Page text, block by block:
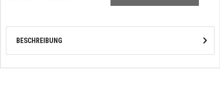
BESCHREIBUNG